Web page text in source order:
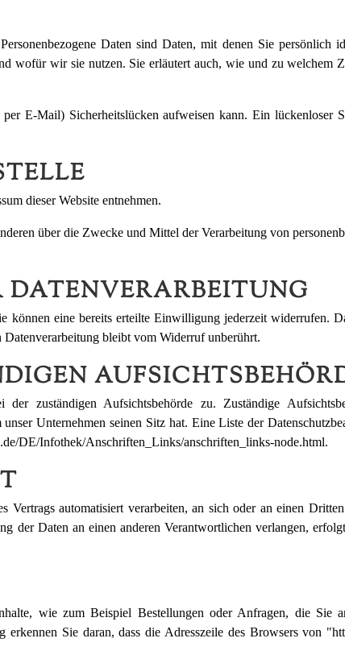
Daten sind Daten, mit denen Sie persönlich
wofür wir sie nutzen. Sie erläutert auch, wie und zu welchem
E-Mail) Sicherheitslücken aufweisen kann. Ein lückenloser
dieser Website entnehmen.
über die Zwecke und Mittel der Verarbeitung von
eine bereits erteilte Einwilligung jederzeit widerrufen.
bleibt vom Widerruf unberührt.
zuständigen Aufsichtsbehörde zu. Zuständige
Unternehmen seinen Sitz hat. Eine Liste der
DE/Infothek/Anschriften_Links/anschriften_links-node.html.
automatisiert verarbeiten, an sich oder an einen
der Daten an einen anderen Verantwortlichen verlangen,
wie zum Beispiel Bestellungen oder Anfragen, die Sie
erkennen Sie daran, dass die Adresszeile des Browsers von